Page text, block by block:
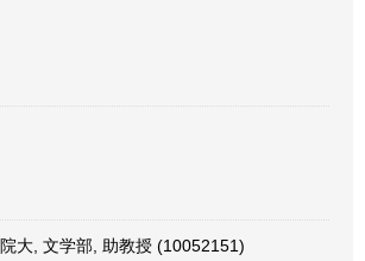
大, 文学部, 助教授 (10052151)